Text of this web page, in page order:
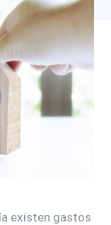
existen gastos